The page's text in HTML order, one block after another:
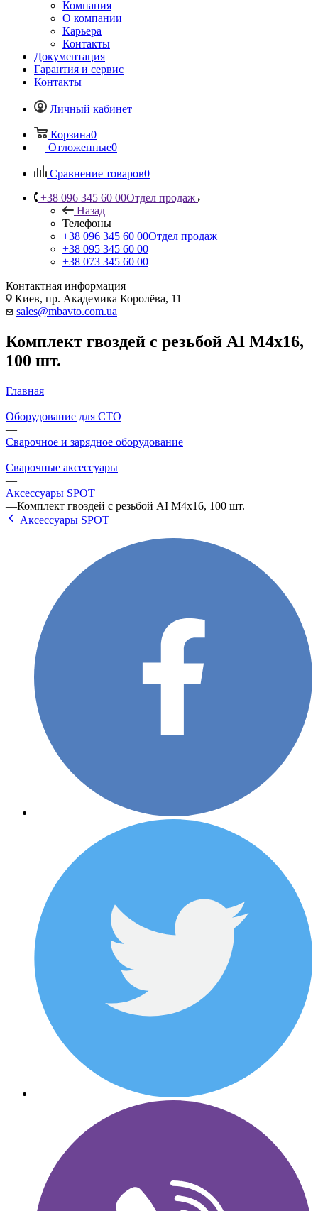
Компания
О компании
Карьера
Контакты
Документация
Гарантия и сервис
Контакты
Личный кабинет
Корзина0
Отложенные0
Сравнение товаров0
+38 096 345 60 00Отдел продаж
Назад
Телефоны
+38 096 345 60 00Отдел продаж
+38 095 345 60 00
+38 073 345 60 00
Контактная информация
Киев, пр. Академика Королёва, 11
sales@mbavto.com.ua
Комплект гвоздей с резьбой AI M4x16,
100 шт.
Главная
—
Оборудование для СТО
—
Сварочное и зарядное оборудование
—
Сварочные аксессуары
—
Аксессуары SРОТ
—Комплект гвоздей с резьбой AI M4x16, 100 шт.
Аксессуары SРОТ